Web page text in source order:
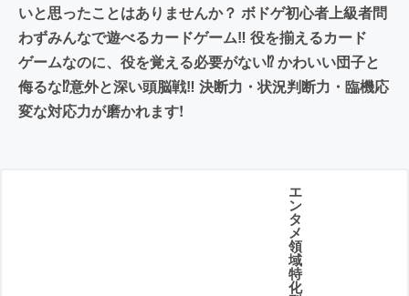
いと思ったことはありませんか？ ボドゲ初心者上級者問
わずみんなで遊べるカードゲーム‼︎ 役を揃えるカード
ゲームなのに、役を覚える必要がない⁉︎ かわいい団子と
侮るな⁉︎意外と深い頭脳戦‼︎ 決断力・状況判断力・臨機応
変な対応力が磨かれます!
エ
ン
タ
メ
領
域
特
化